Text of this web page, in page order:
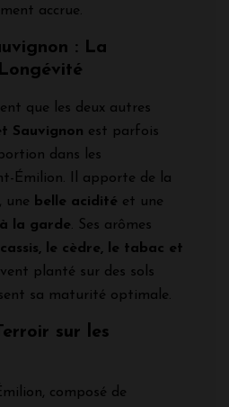
accrue.
: La
que les deux autres
Sauvignon est parfois
dans les
Émilion. Il apporte de la
, une belle acidité et une
la garde. Ses arômes
cassis, le cèdre, le tabac et
planté sur des sols
sa maturité optimale.
sur les
composé de